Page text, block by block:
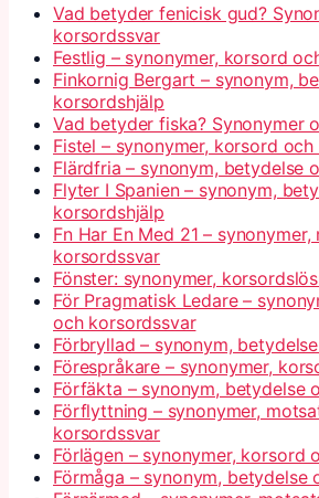
Vad betyder fenicisk gud?
korsordssvar
Festlig – synonymer, korsord
Finkornig Bergart – synonym,
korsordshjälp
Vad betyder fiska? Synonymer
Fistel – synonymer, korsord
Flärdfria – synonym, betydelse
Flyter I Spanien – synonym,
korsordshjälp
Fn Har En Med 21 –
korsordssvar
Fönster: synonymer,
För Pragmatisk Ledare –
och korsordssvar
Förbryllad – synonym,
Förespråkare – synonymer,
Förfäkta – synonym, betydelse
Förflyttning – synonymer,
korsordssvar
Förlägen – synonymer, korsord
Förmåga – synonym, betydelse